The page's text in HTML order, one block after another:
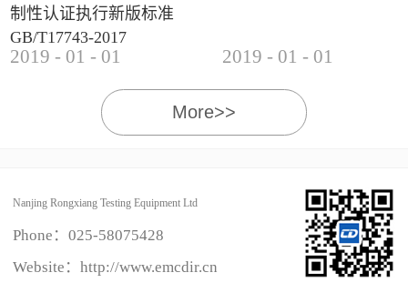
制性认证执行新版标准
GB/T17743-2017
2019 - 01 - 01 2019 - 01 - 01
More>>
Nanjing Rongxiang Testing Equipment Ltd
Phone： 025-58075428
Website：http://www.emcdir.cn